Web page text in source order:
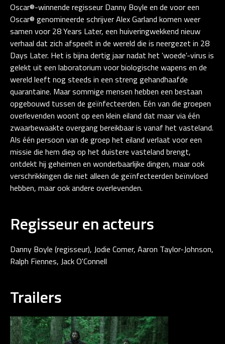
Oscar®-winnende regisseur Danny Boyle en de voor een
Oscar® genomineerde schrijver Alex Garland komen weer
samen voor 28 Years Later, een huiveringwekkend nieuw
verhaal dat zich afspeelt in de wereld die is neergezet in 28
Days Later. Het is bijna dertig jaar nadat het 'woede'-virus is
gelekt uit een laboratorium voor biologische wapens en de
wereld leeft nog steeds in een streng gehandhaafde
quarantaine. Maar sommige mensen hebben een bestaan
opgebouwd tussen de geïnfecteerden. Eén van die groepen
overlevenden woont op een klein eiland dat maar via één
zwaarbewaakte overgang bereikbaar is vanaf het vasteland.
Als één persoon van de groep het eiland verlaat voor een
missie die hem diep op het duistere vasteland brengt,
ontdekt hij geheimen en wonderbaarlijke dingen, maar ook
verschrikkingen die niet alleen de geïnfecteerden beïnvloed
hebben, maar ook andere overlevenden.
Regisseur en acteurs
Danny Boyle (regisseur), Jodie Comer, Aaron Taylor-Johnson,
Ralph Fiennes, Jack O'Connell
Trailers